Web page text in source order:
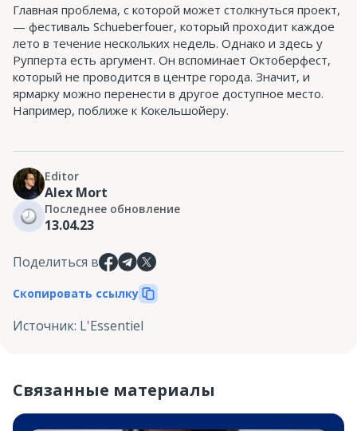
Главная проблема, с которой может столкнуться проект,
— фестиваль Schueberfouer, который проходит каждое
лето в течение нескольких недель. Однако и здесь у
Рупперта есть аргумент. Он вспоминает Октоберфест,
который не проводится в центре города. Значит, и
ярмарку можно перенести в другое доступное место.
Например, поближе к Кокельшойеру.
Editor
Alex Mort
Последнее обновление
13.04.23
Поделиться в
Скопировать ссылку
Источник: L'Essentiel
Связанные материалы